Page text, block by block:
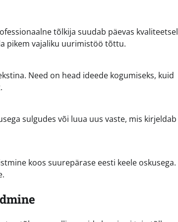
tõlkija suudab päevas
pikem vajaliku uurimistöö tõttu.
Need on head ideede kogumiseks, kuid
sulgudes või luua uus vaste, mis kirjeldab
koos suurepärase eesti keele oskusega.